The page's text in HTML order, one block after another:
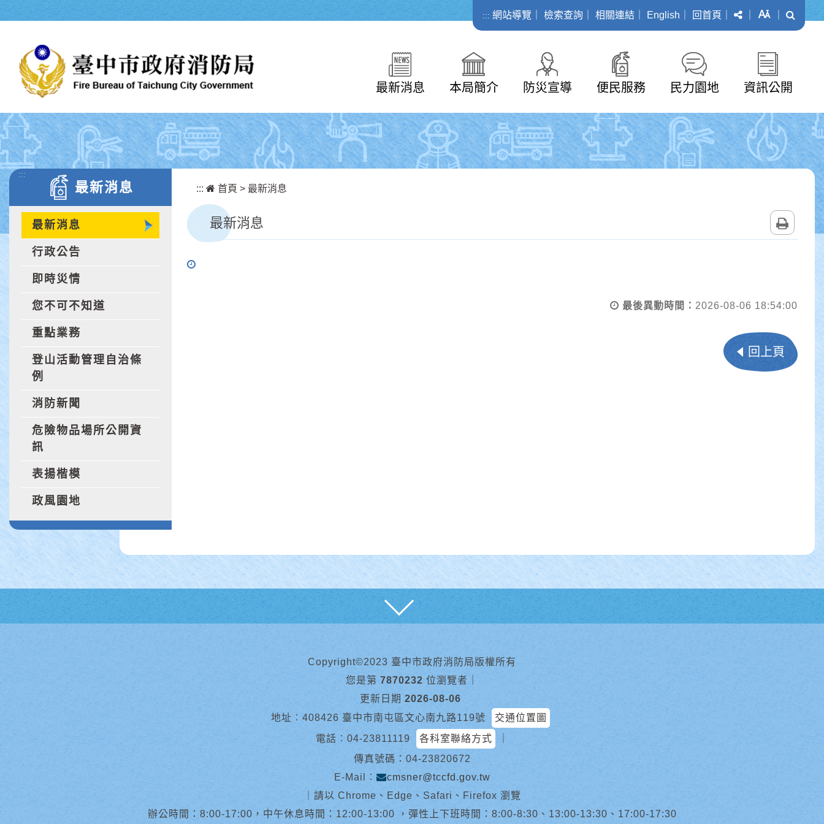
::: 網站導覽 檢索查詢 相關連結 English 回首頁 分享 字級
最新消息 本局簡介 防災宣導 便民服務 民力園地 資訊公開
:::
最新消息
最新消息
行政公告
即時災情
您不可不知道
重點業務
登山活動管理自治條
例
消防新聞
危險物品場所公開資
訊
表揚楷模
政風園地
::: 首頁 > 最新消息
最新消息
最後異動時間： 2026-08-06 18:54:00
回上頁
Copyright©2023 臺中市政府消防局版權所有
您是第 7870232 位瀏覽者
更新日期 2026-08-06
地址︰408426 臺中市南屯區文心南九路119號
交通位置圖
電話︰ 04-23811119 各科室聯絡方式
傳真號碼：04-23820672
E-Mail︰
cmsner@tccfd.gov.tw
請以 Chrome、Edge、Safari、Firefox 瀏覽
辦公時間：8:00-17:00，中午休息時間：12:00-13:00 ，彈性上下班時間：8:00-8:30、13:00-13:30、17:00-17:30